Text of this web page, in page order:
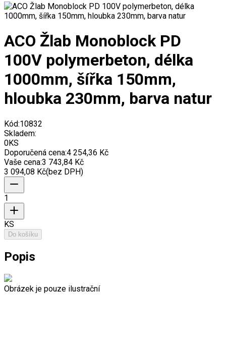
ACO Žlab Monoblock PD
100V polymerbeton, délka
1000mm, šířka 150mm,
hloubka 230mm, barva natur
Kód:10832
Skladem:
0KS
Doporučená cena:4 254,36 Kč
Vaše cena:3 743,84 Kč
3 094,08 Kč(bez DPH)
1
KS
Do košíku
Popis
Obrázek je pouze ilustrační